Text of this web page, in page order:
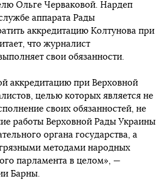
Ольге Черваковой. Нардеп
аппарата Рады
аккредитацию Колтунова при
что журналист
свои обязанности.
аккредитацию при Верховной
целью которых является не
своих обязанностей, не
работы Верховной Рады Украины
органа государства, а
методами народных
парламента в целом», —
Барны.